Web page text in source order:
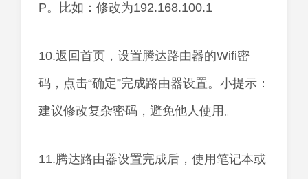
P。比如：修改为192.168.100.1
10.返回首页，设置腾达路由器的Wifi密
码，点击“确定”完成路由器设置。小提示：
建议修改复杂密码，避免他人使用。
11.腾达路由器设置完成后，使用笔记本或